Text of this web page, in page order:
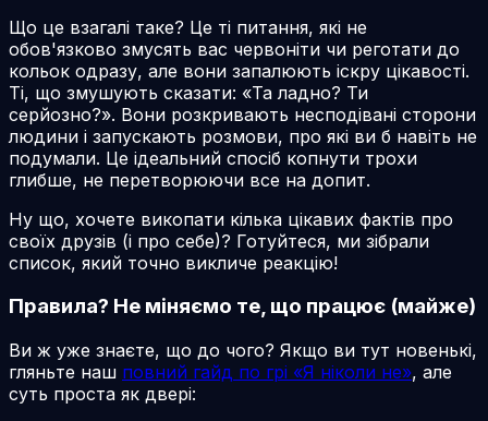
Що це взагалі таке? Це ті питання, які не
обов'язково змусять вас червоніти чи реготати до
кольок одразу, але вони запалюють іскру цікавості.
Ті, що змушують сказати: «Та ладно? Ти
серйозно?». Вони розкривають несподівані сторони
людини і запускають розмови, про які ви б навіть не
подумали. Це ідеальний спосіб копнути трохи
глибше, не перетворюючи все на допит.
Ну що, хочете викопати кілька цікавих фактів про
своїх друзів (і про себе)? Готуйтеся, ми зібрали
список, який точно викличе реакцію!
Правила? Не міняємо те, що працює (майже)
Ви ж уже знаєте, що до чого? Якщо ви тут новенькі,
гляньте наш повний гайд по грі «Я ніколи не», але
суть проста як двері: